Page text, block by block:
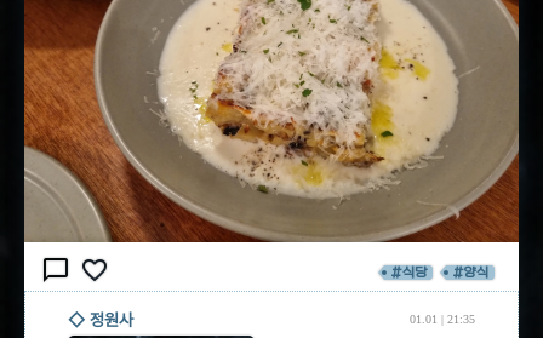
chat_bubble_outline favorite_border #식당 #양식
◇ 정원사 01.01 | 21:35